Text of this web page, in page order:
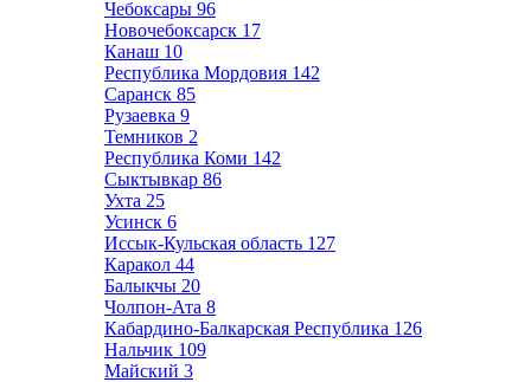
Чебоксары 96
Новочебоксарск 17
Канаш 10
Республика Мордовия 142
Саранск 85
Рузаевка 9
Темников 2
Республика Коми 142
Сыктывкар 86
Ухта 25
Усинск 6
Иссык-Кульская область 127
Каракол 44
Балыкчы 20
Чолпон-Ата 8
Кабардино-Балкарская Республика 126
Нальчик 109
Майский 3